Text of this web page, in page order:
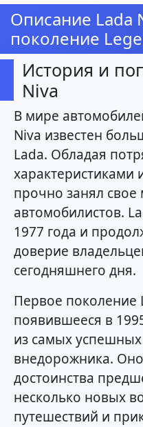
Описание Lada
поколение
История и
Niva
В мире
Niva известен
Lada. Обладая
характеристиками
прочно занял свое
автомобилистов.
1977 года и
доверие
сегодняшнего дня.
Первое поколение
появившееся в
из самых
внедорожника.
достоинства
несколько новых
путешествий и